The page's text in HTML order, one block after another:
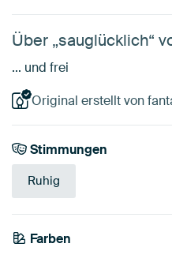
Über „sauglücklich“
... und frei
Original erstellt von
Stimmungen
Ruhig
Farben
Grün
Early Dew
Mauve